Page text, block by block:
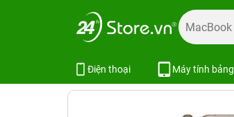
Điện thoại Máy tính bảng
Trang chủ Samsung Cũ